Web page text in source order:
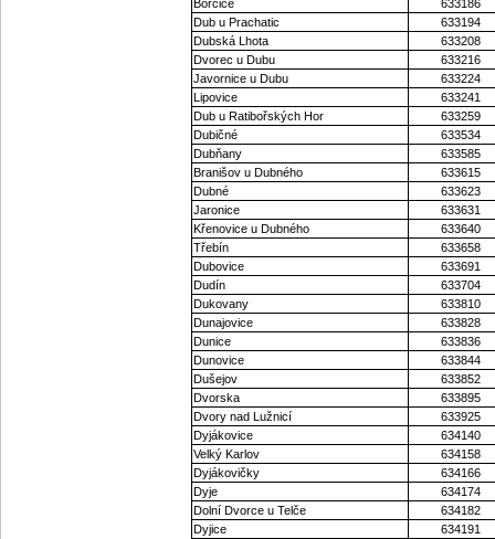
Borčice
633186
Dub u Prachatic
633194
Dubská Lhota
633208
Dvorec u Dubu
633216
Javornice u Dubu
633224
Lipovice
633241
Dub u Ratibořských Hor
633259
Dubičné
633534
Dubňany
633585
Branišov u Dubného
633615
Dubné
633623
Jaronice
633631
Křenovice u Dubného
633640
Třebín
633658
Dubovice
633691
Dudín
633704
Dukovany
633810
Dunajovice
633828
Dunice
633836
Dunovice
633844
Dušejov
633852
Dvorska
633895
Dvory nad Lužnicí
633925
Dyjákovice
634140
Velký Karlov
634158
Dyjákovičky
634166
Dyje
634174
Dolní Dvorce u Telče
634182
Dyjice
634191